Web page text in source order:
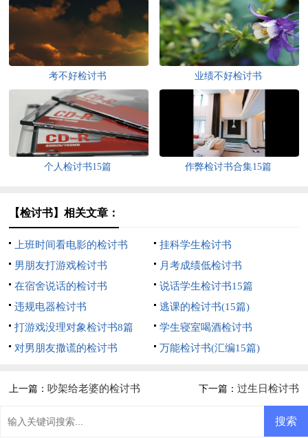
考不好检讨书 业绩不好检讨书
个人检讨书15篇 作弊检讨书合集15篇
【检讨书】相关文章：
上班时间看电影的检讨书
挂科学生检讨书
男朋友打游戏检讨书
月考成绩低检讨书
在宿舍说话的检讨书
说话学生检讨书15篇
违规电器检讨书
逃课的检讨书(15篇)
打游戏没理对象检讨书8篇
学生寝室喝酒检讨书
对男朋友撒谎的检讨书
万能检讨书(汇编15篇)
上一篇：吵架给老婆的检讨书 下一篇： 过生日检讨书